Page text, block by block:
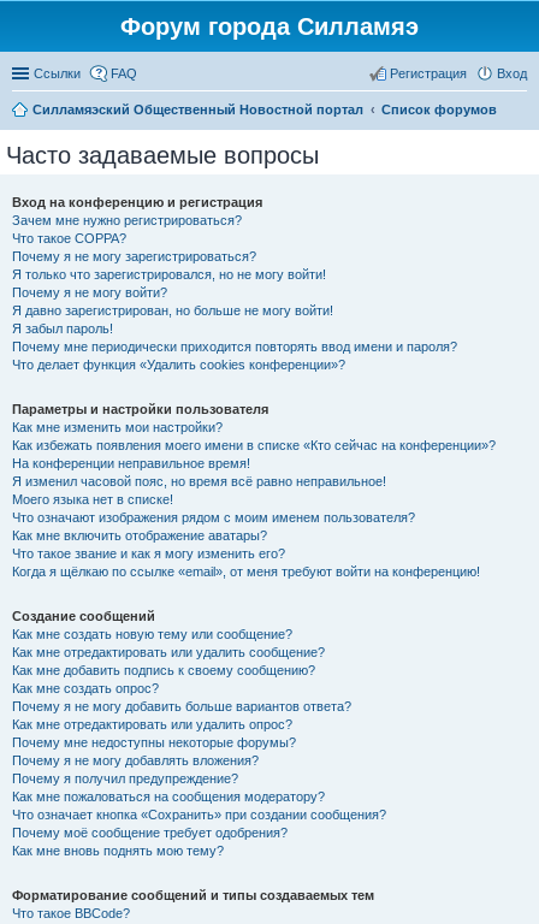
Форум города Силламяэ
Ссылки FAQ Вход
Регистрация
Силламяэский Общественный Новостной портал Список форумов
Часто задаваемые вопросы
Вход на конференцию и регистрация
Зачем мне нужно регистрироваться?
Что такое COPPA?
Почему я не могу зарегистрироваться?
Я только что зарегистрировался, но не могу войти!
Почему я не могу войти?
Я давно зарегистрирован, но больше не могу войти!
Я забыл пароль!
Почему мне периодически приходится повторять ввод имени и пароля?
Что делает функция «Удалить cookies конференции»?
Параметры и настройки пользователя
Как мне изменить мои настройки?
Как избежать появления моего имени в списке «Кто сейчас на конференции»?
На конференции неправильное время!
Я изменил часовой пояс, но время всё равно неправильное!
Моего языка нет в списке!
Что означают изображения рядом с моим именем пользователя?
Как мне включить отображение аватары?
Что такое звание и как я могу изменить его?
Когда я щёлкаю по ссылке «email», от меня требуют войти на конференцию!
Создание сообщений
Как мне создать новую тему или сообщение?
Как мне отредактировать или удалить сообщение?
Как мне добавить подпись к своему сообщению?
Как мне создать опрос?
Почему я не могу добавить больше вариантов ответа?
Как мне отредактировать или удалить опрос?
Почему мне недоступны некоторые форумы?
Почему я не могу добавлять вложения?
Почему я получил предупреждение?
Как мне пожаловаться на сообщения модератору?
Что означает кнопка «Сохранить» при создании сообщения?
Почему моё сообщение требует одобрения?
Как мне вновь поднять мою тему?
Форматирование сообщений и типы создаваемых тем
Что такое BBCode?